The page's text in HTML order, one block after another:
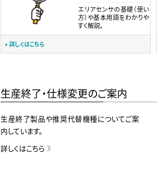
エリアセンサの基礎（使い
方）や基本用語をわかりや
すく解説。
詳しくはこちら
生産終了・仕様変更のご案内
生産終了製品や推奨代替機種についてご案
内しています。
詳しくはこちら